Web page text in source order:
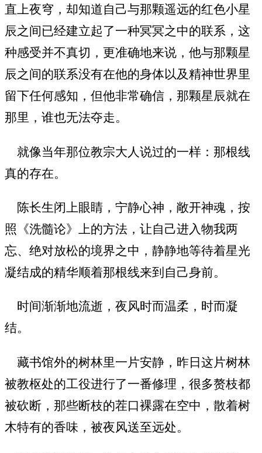
直上夜穹，却知道自己与那颗遥远的红色小星
辰之间已经建立起了一种冥冥之中的联系，这
种感受并不真切，更准确地来说，他与那颗星
辰之间的联系没有在他的身体以及精神世界里
留下任何感知，但他非常确信，那颗星辰就在
那里，谁也无法夺走。
就像当年那位教宗大人说过的一样：那根线
真的存在。
陈长生闭上眼睛，宁静心神，敞开神魂，按
照《洗髓论》上的方法，让自己进入物我两
忘、绝对放松的境界之中，静静地等待着星光
凝结成的精华顺着那根线来到自己身前。
时间渐渐地流逝，夜风时而温柔，时而凝
结。
藏书馆外的树林里一片安静，昨日这片树林
被教枢处的工役进行了一番修理，很多赘枝都
被砍断，那些断枝的茬口裸露在空中，散着树
木特有的香味，被夜风送至远处。